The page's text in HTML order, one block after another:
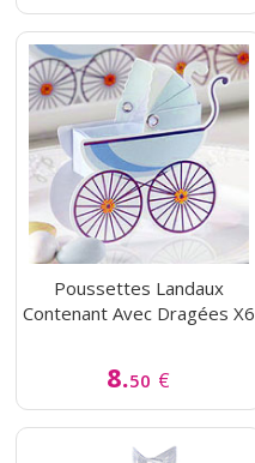
Poussettes Landaux
Contenant Avec Dragées X6
8.50 €